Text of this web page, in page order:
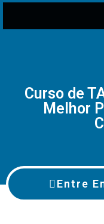
Curso de
Melhor
Entre